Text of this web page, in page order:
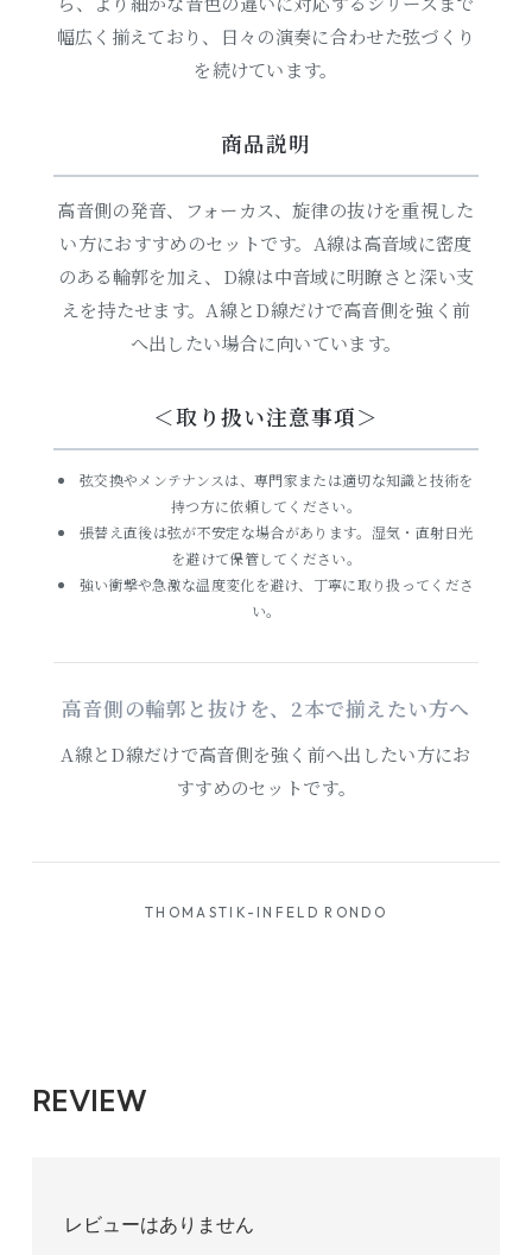
幅広く揃えており、日々の演奏に合わせた弦づくり
を続けています。
商品説明
高音側の発音、フォーカス、旋律の抜けを重視した
い方におすすめのセットです。A線は高音域に密度
のある輪郭を加え、D線は中音域に明瞭さと深い支
えを持たせます。A線とD線だけで高音側を強く前
へ出したい場合に向いています。
＜取り扱い注意事項＞
弦交換やメンテナンスは、専門家または適切な知識と技術を
持つ方に依頼してください。
張替え直後は弦が不安定な場合があります。湿気・直射日光
を避けて保管してください。
強い衝撃や急激な温度変化を避け、丁寧に取り扱ってくださ
い。
高音側の輪郭と抜けを、2本で揃えたい方へ
A線とD線だけで高音側を強く前へ出したい方にお
すすめのセットです。
THOMASTIK-INFELD RONDO
REVIEW
レビューはありません